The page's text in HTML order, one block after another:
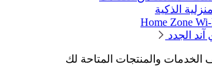
والمنتجات المتاحة لك